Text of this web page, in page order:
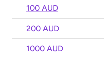
100 AUD
200 AUD
1000 AUD